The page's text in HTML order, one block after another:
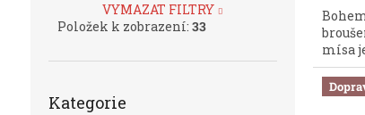
VYMAZAT FILTRY
Položek k zobrazení: 33
kategorie
Kategorie
mísa